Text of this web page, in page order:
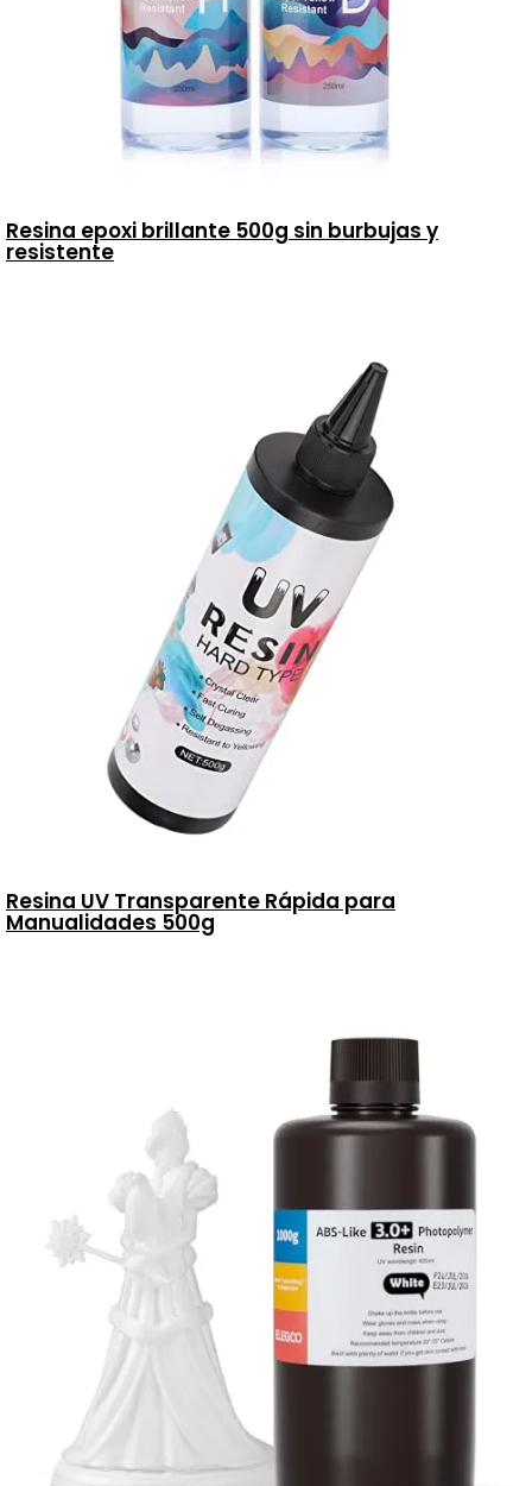
Resina epoxi brillante 500g sin burbujas y
resistente
Resina UV Transparente Rápida para
Manualidades 500g